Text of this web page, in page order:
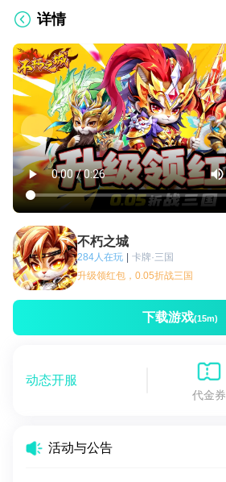
详情
不朽之城
284人在玩 | 卡牌·三国
升级领红包，0.05折战三国
下载游戏(15m)
动态开服
代金券
活动与公告